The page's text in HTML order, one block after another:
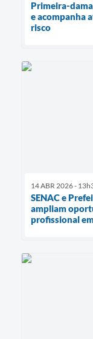
Primeira-
e acompanha
risco
14 ABR 2026 -
SENAC e
ampliam
profissional